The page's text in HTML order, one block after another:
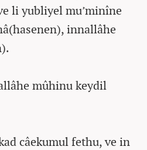
li yubliyel mu’minîne
innallâhe
mûhinu keydil
câekumul fethu, ve in